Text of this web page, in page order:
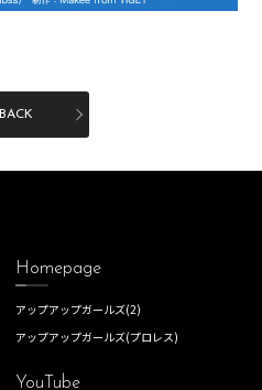
BACK
Homepage
アップアップガールズ(2)
アップアップガールズ(プロレス)
YouTube